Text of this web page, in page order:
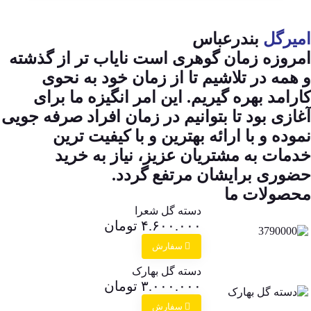
امیرگل بندرعباس
امروزه زمان گوهری است نایاب تر از گذشته
و همه در تلاشیم تا از زمان خود به نحوی
کارامد بهره گیریم. این امر انگیزه ما برای
آغازی بود تا بتوانیم در زمان افراد صرفه جویی
نموده و با ارائه بهترین و با کیفیت ترین
خدمات به مشتریان عزیز، نیاز به خرید
حضوری برایشان مرتفع گردد.
محصولات ما
دسته گل شعرا
۴.۶۰۰.۰۰۰ تومان
سفارش
دسته گل بهارک
۳.۰۰۰.۰۰۰ تومان
سفارش